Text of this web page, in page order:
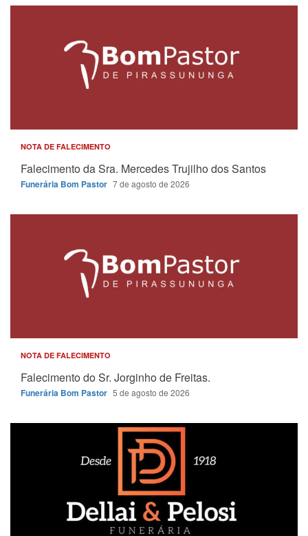
NOTA DE FALECIMENTO
Falecimento da Sra. Mercedes Trujilho dos Santos
Funerária Bom Pastor 7 de agosto de 2026
NOTA DE FALECIMENTO
Falecimento do Sr. Jorginho de Freitas.
Funerária Bom Pastor 5 de agosto de 2026